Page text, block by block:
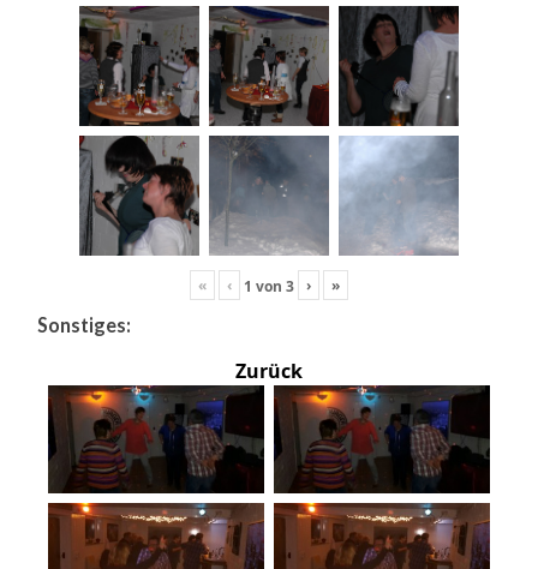
« ‹ 1 von 3 › »
Sonstiges:
Zurück